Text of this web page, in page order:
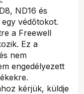
ND16 és
védőtokot.
a Freewell
Ez a
nem
engedélyezett
kérjük, küldje